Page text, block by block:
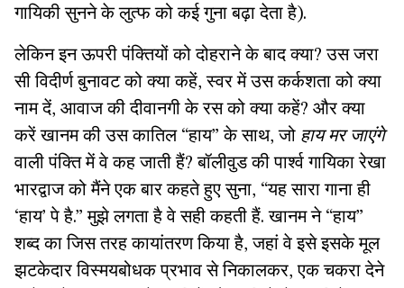
गायिकी सुनने के लुत्फ को कई गुना बढ़ा देता है).
लेकिन इन ऊपरी पंक्तियों को दोहराने के बाद क्या? उस जरा
सी विदीर्ण बुनावट को क्या कहें, स्वर में उस कर्कशता को क्या
नाम दें, आवाज की दीवानगी के रस को क्या कहें? और क्या
करें खानम की उस कातिल “हाय” के साथ, जो हाय मर जाएंगे
वाली पंक्ति में वे कह जाती हैं? बॉलीवुड की पार्श्व गायिका रेखा
भारद्वाज को मैंने एक बार कहते हुए सुना, “यह सारा गाना ही
‘हाय’ पे है.” मुझे लगता है वे सही कहती हैं. खानम ने “हाय”
शब्द का जिस तरह कायांतरण किया है, जहां वे इसे इसके मूल
झटकेदार विस्मयबोधक प्रभाव से निकालकर, एक चकरा देने